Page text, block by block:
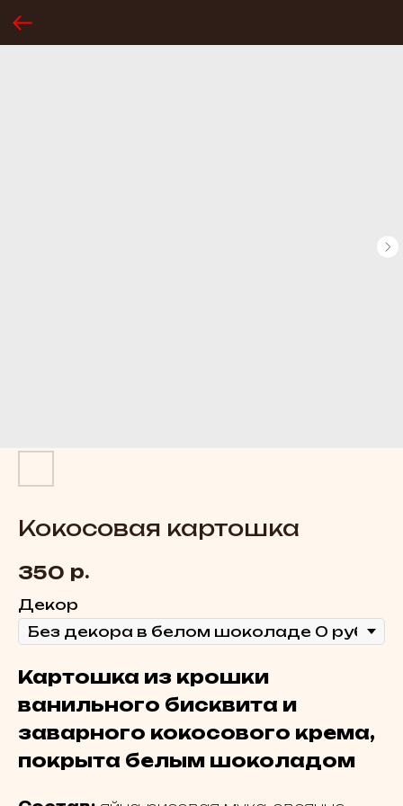
Кокосовая картошка
350 р.
Декoр
Картошка из крошки
ванильного бисквита и
заварного кокосового крема,
покрыта белым шоколадом